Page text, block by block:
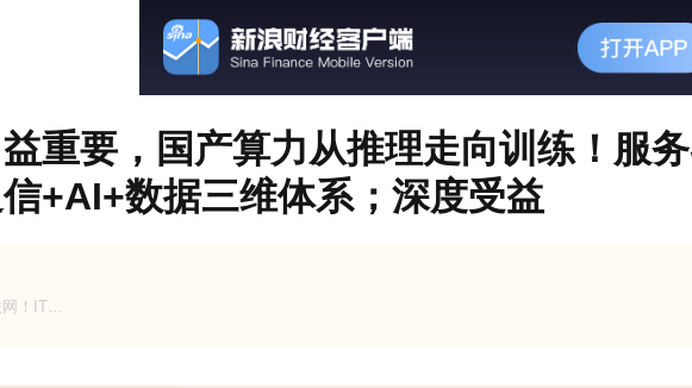
重要，国产算力从推理走向训练！服
+AI+数据三维体系；深度受益
A股底部或确认：战略看多港股互联网！IT设备+机器人+数字货币；跨境支付+算力+AI智能体